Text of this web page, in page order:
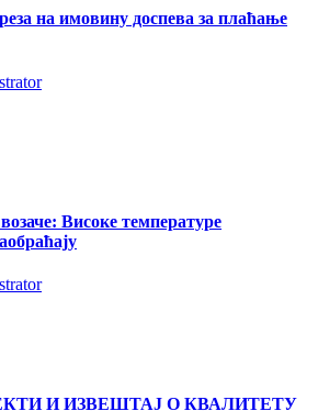
на имовину доспева за плаћање
Високе температуре
И ИЗВЕШТАЈ О КВАЛИТЕТУ